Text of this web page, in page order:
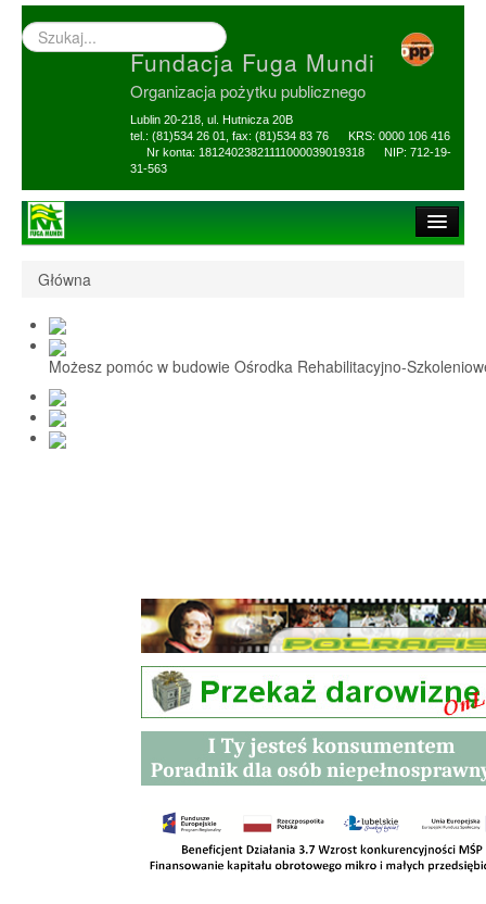
Wyszukiwarka
–
Fundacja Fuga Mundi
Organizacja pożytku publicznego
Lublin 20-218, ul. Hutnicza 20B
tel.: (81)534 26 01, fax: (81)534 83 76 KRS: 0000 106 416
Nr konta: 18124023821111000039019318 NIP: 712-19-
31-563
1,5% i darowizny
Nasi Beneficjenci
Ośrodek Reh-Szkol
Sprawozdania
Główna
Możesz pomóc w budowie Ośrodka Rehabilitacyjno-